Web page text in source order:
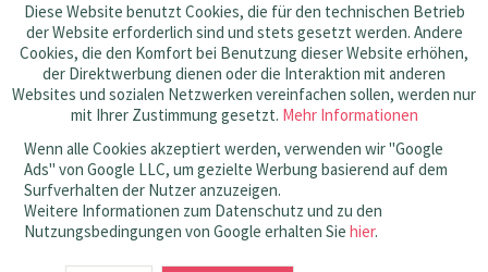
Diese Website benutzt Cookies, die für den technischen Betrieb
der Website erforderlich sind und stets gesetzt werden. Andere
Cookies, die den Komfort bei Benutzung dieser Website erhöhen,
der Direktwerbung dienen oder die Interaktion mit anderen
Websites und sozialen Netzwerken vereinfachen sollen, werden nur
mit Ihrer Zustimmung gesetzt. Mehr Informationen
Wenn alle Cookies akzeptiert werden, verwenden wir "Google
Ads" von Google LLC, um gezielte Werbung basierend auf dem
Surfverhalten der Nutzer anzuzeigen.
Weitere Informationen zum Datenschutz und zu den
Nutzungsbedingungen von Google erhalten Sie hier.